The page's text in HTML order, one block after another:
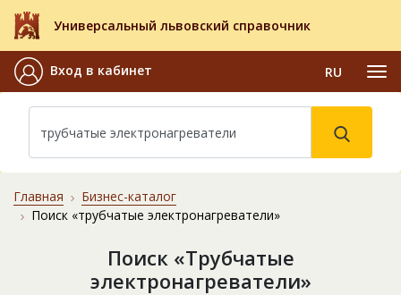
Универсальный львовский справочник
Вход в кабинет RU
Главная
Бизнес-каталог
Поиск «трубчатые электронагреватели»
Поиск «Трубчатые
электронагреватели»